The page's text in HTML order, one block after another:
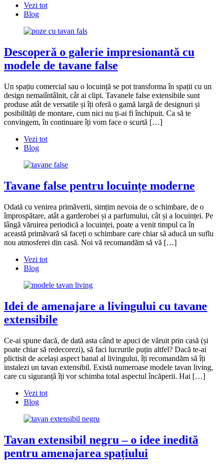
Vezi tot
Blog
Descoperă o galerie impresionantă cu
modele de tavane false
Un spațiu comercial sau o locuință se pot transforma în spații cu un
design nemaiîntâlnit, cât ai clipi. Tavanele false extensibile sunt
produse atât de versatile și îți oferă o gamă largă de designuri și
posibilități de montare, cum nici nu ți-ai fi închipuit. Ca să te
convingem, în continuare îți vom face o scurtă […]
Vezi tot
Blog
Tavane false pentru locuințe moderne
Odată cu venirea primăverii, simțim nevoia de o schimbare, de o
împrospătare, atât a garderobei și a parfumului, cât și a locuinței. Pe
lângă văruirea periodică a locuinței, poate a venit timpul ca în
această primăvară să faceți o schimbare care chiar să aducă un suflu
nou atmosferei din casă. Noi vă recomandăm să vă […]
Vezi tot
Blog
Idei de amenajare a livingului cu tavane
extensibile
Ce-ai spune dacă, de dată asta când te apuci de văruit prin casă (și
poate chiar să redecorezi), să faci lucrurile puțin altfel? Dacă te-ai
plictisit de același aspect banal al livingului, îți recomandăm să îți
instalezi un tavan extensibil. Există numeroase modele tavan living,
care cu siguranță îți vor schimba total aspectul încăperii. Hai […]
Vezi tot
Blog
Tavan extensibil negru – o idee inedită
pentru amenajarea spațiului